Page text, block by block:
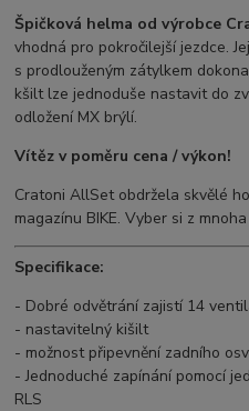
Špičková helma od výrobce
vhodná pro pokročilejší jezdce.
s prodlouženým zátylkem
kšilt lze jednoduše nastavit do
odložení MX brýlí.
Vítěz v poměru cena / výkon!
Cratoni AllSet obdržela skvělé
magazínu BIKE. Vyber si z
Specifikace:
- Dobré odvětrání zajistí 14
- nastavitelný kišilt
- možnost připevnění zadního
- Jednoduché zapínání pomocí
RLS